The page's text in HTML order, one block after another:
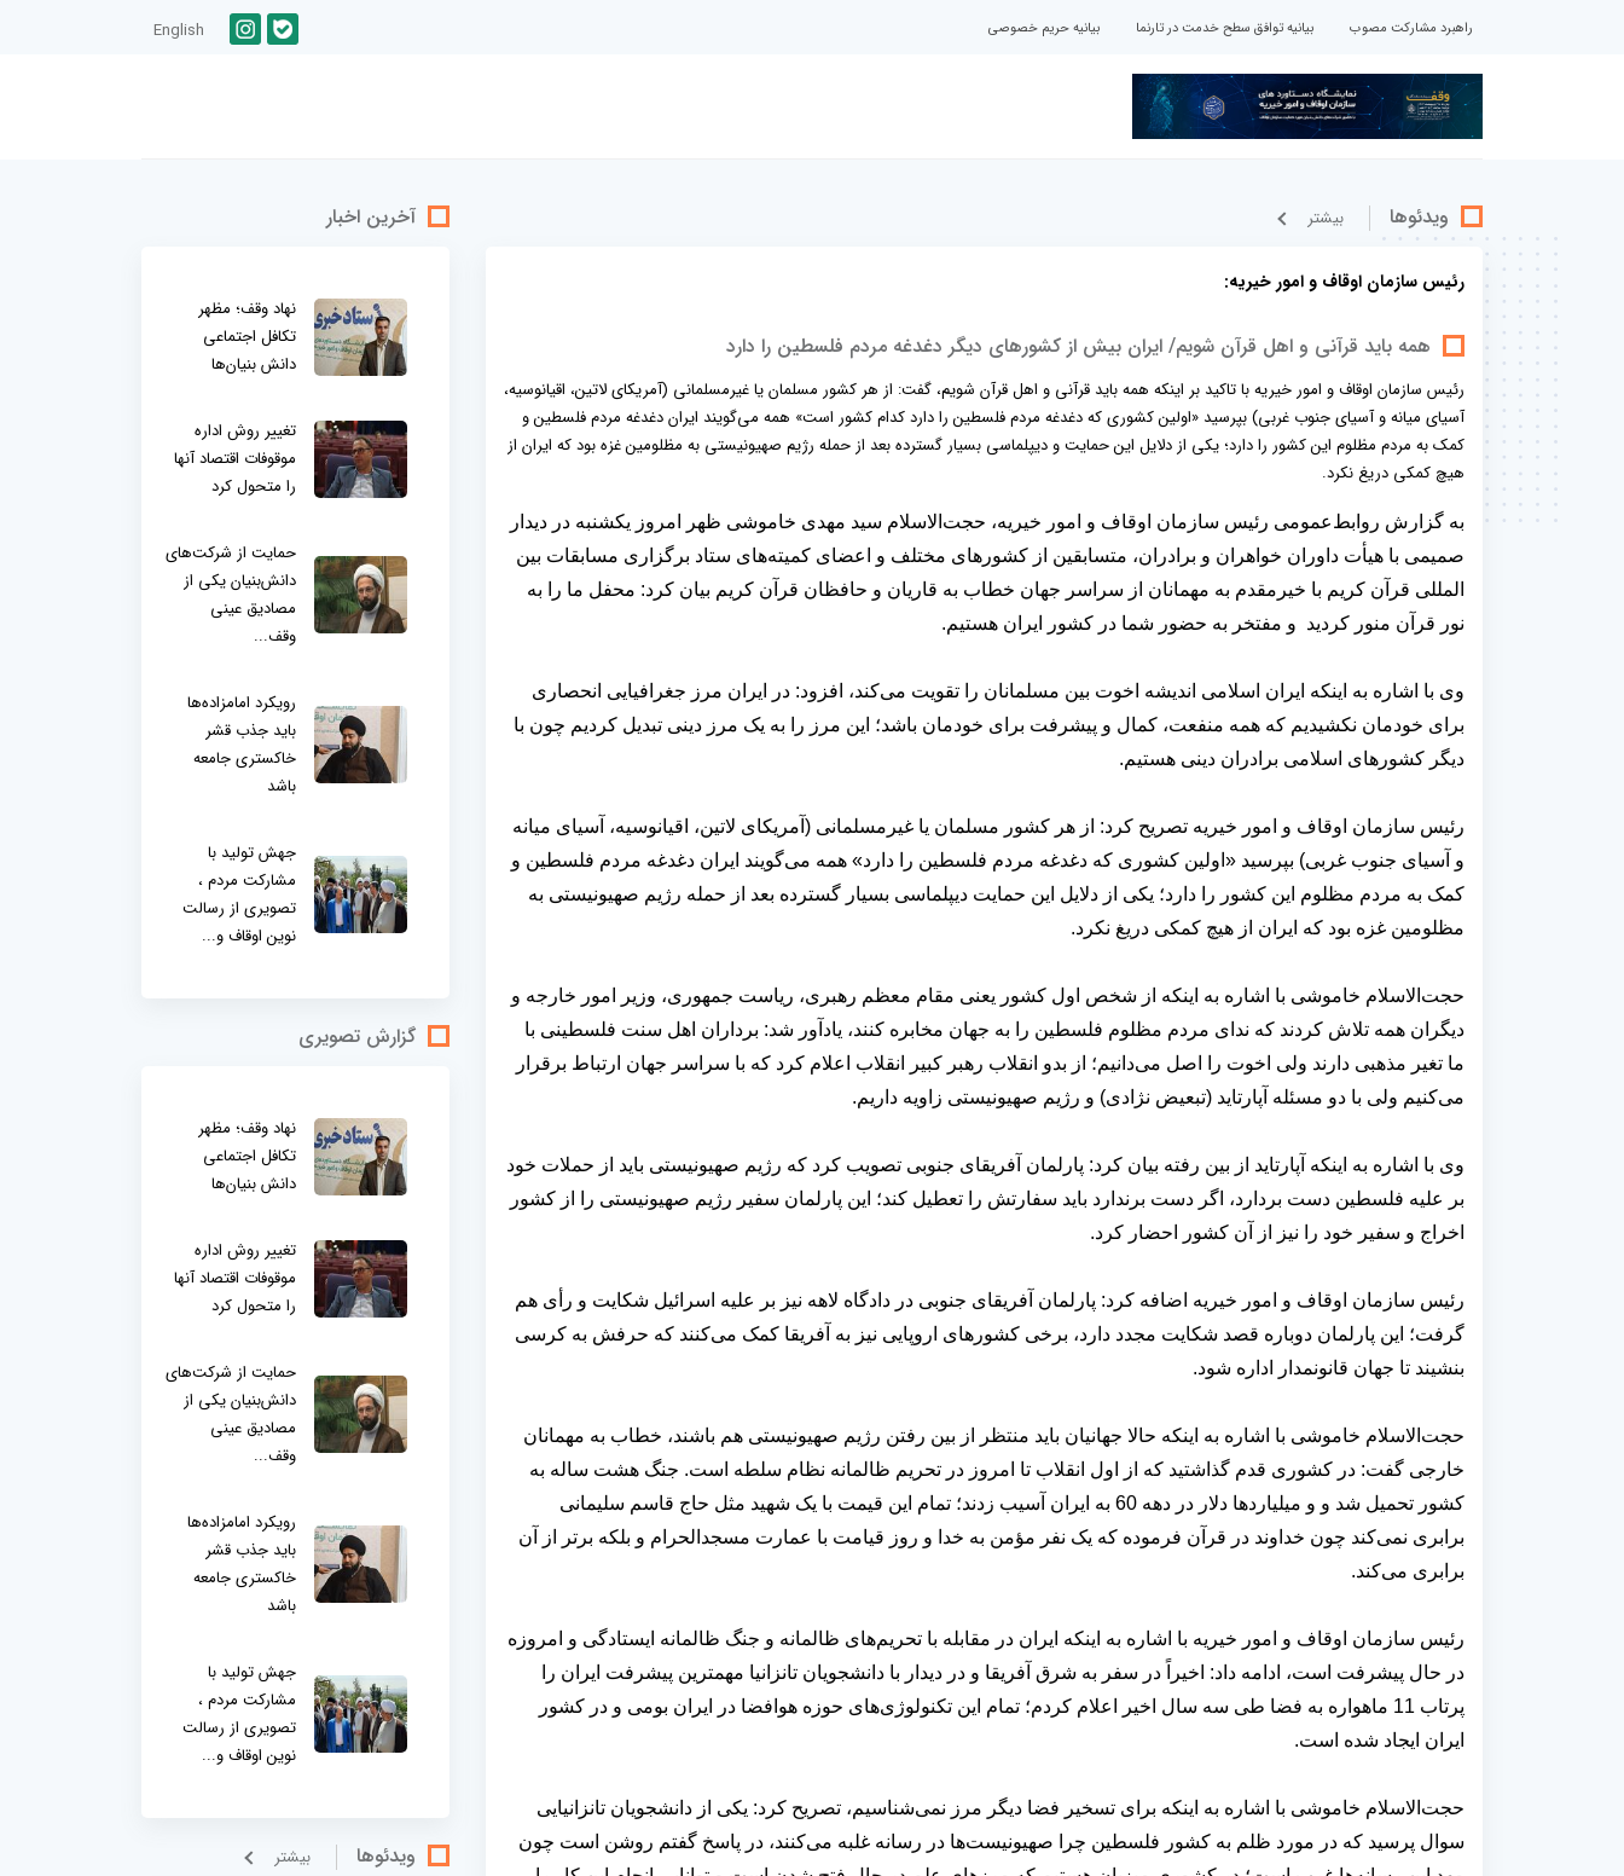
راهبرد مشارکت مصوب بیانیه توافق سطح خدمت در تارنما بیانیه حریم خصوصی English
ویدئوها بيشتر
رئیس سازمان اوقاف و امور خیریه:
همه باید قرآنی و اهل قرآن شویم/ ایران بیش از کشورهای دیگر دغدغه مردم فلسطین را دارد
رئیس سازمان اوقاف و امور خیریه با تاکید بر اینکه همه باید قرآنی و اهل قرآن شویم، گفت: از هر کشور مسلمان یا غیرمسلمانی (آمریکای لاتین، اقیانوسیه،
آسیای میانه و آسیای جنوب غربی) بپرسید «اولین کشوری که دغدغه مردم فلسطین را دارد کدام کشور است» همه می‌گویند ایران دغدغه مردم فلسطین و
کمک به مردم مظلوم این کشور را دارد؛ یکی از دلایل این حمایت و دیپلماسی بسیار گسترده بعد از حمله رژیم صهیونیستی به مظلومین غزه بود که ایران از
هیچ کمکی دریغ نکرد.
به گزارش روابط‌عمومی رئیس سازمان اوقاف و امور خیریه، حجت‌الاسلام سید مهدی خاموشی ظهر امروز یکشنبه در دیدار
صمیمی با هیأت داوران خواهران و برادران، متسابقین از کشورهای مختلف و اعضای کمیته‌های ستاد برگزاری مسابقات بین
المللی قرآن کریم با خیرمقدم به مهمانان از سراسر جهان خطاب به قاریان و حافظان قرآن کریم بیان کرد: محفل ما را به
نور قرآن منور کردید و مفتخر به حضور شما در کشور ایران هستیم.
وی با اشاره به اینکه ایران اسلامی اندیشه اخوت بین مسلمانان را تقویت می‌کند، افزود: در ایران مرز جغرافیایی انحصاری
برای خودمان نکشیدیم که همه منفعت، کمال و پیشرفت برای خودمان باشد؛ این مرز را به یک مرز دینی تبدیل کردیم چون با
دیگر کشورهای اسلامی برادران دینی هستیم.
رئیس سازمان اوقاف و امور خیریه تصریح کرد: از هر کشور مسلمان یا غیرمسلمانی (آمریکای لاتین، اقیانوسیه، آسیای میانه
و آسیای جنوب غربی) بپرسید «اولین کشوری که دغدغه مردم فلسطین را دارد» همه می‌گویند ایران دغدغه مردم فلسطین و
کمک به مردم مظلوم این کشور را دارد؛ یکی از دلایل این حمایت دیپلماسی بسیار گسترده بعد از حمله رژیم صهیونیستی به
مظلومین غزه بود که ایران از هیچ کمکی دریغ نکرد.
حجت‌الاسلام خاموشی با اشاره به اینکه از شخص اول کشور یعنی مقام معظم رهبری، ریاست جمهوری، وزیر امور خارجه و
دیگران همه تلاش کردند که ندای مردم مظلوم فلسطین را به جهان مخابره کنند، یادآور شد: برداران اهل سنت فلسطینی با
ما تغیر مذهبی دارند ولی اخوت را اصل می‌دانیم؛ از بدو انقلاب رهبر کبیر انقلاب اعلام کرد که با سراسر جهان ارتباط برقرار
می‌کنیم ولی با دو مسئله آپارتاید (تبعیض نژادی) و رژیم صهیونیستی زاویه داریم.
وی با اشاره به اینکه آپارتاید از بین رفته بیان کرد: پارلمان آفریقای جنوبی تصویب کرد که رژیم صهیونیستی باید از حملات خود
بر علیه فلسطین دست بردارد، اگر دست برندارد باید سفارتش را تعطیل کند؛ این پارلمان سفیر رژیم صهیونیستی را از کشور
اخراج و سفیر خود را نیز از آن کشور احضار کرد.
رئیس سازمان اوقاف و امور خیریه اضافه کرد: پارلمان آفریقای جنوبی در دادگاه لاهه نیز بر علیه اسرائیل شکایت و رأی هم
گرفت؛ این پارلمان دوباره قصد شکایت مجدد دارد، برخی کشورهای اروپایی نیز به آفریقا کمک می‌کنند که حرفش به کرسی
بنشیند تا جهان قانونمدار اداره شود.
حجت‌الاسلام خاموشی با اشاره به اینکه حالا جهانیان باید منتظر از بین رفتن رژیم صهیونیستی هم باشند، خطاب به مهمانان
خارجی گفت: در کشوری قدم گذاشتید که از اول انقلاب تا امروز در تحریم ظالمانه نظام سلطه است. جنگ هشت ساله به
کشور تحمیل شد و و میلیاردها دلار در دهه 60 به ایران آسیب زدند؛ تمام این قیمت با یک شهید مثل حاج قاسم سلیمانی
برابری نمی‌کند چون خداوند در قرآن فرموده که یک نفر مؤمن به خدا و روز قیامت با عمارت مسجدالحرام و بلکه برتر از آن
برابری می‌کند.
رئیس سازمان اوقاف و امور خیریه با اشاره به اینکه ایران در مقابله با تحریم‌های ظالمانه و جنگ ظالمانه ایستادگی و امروزه
در حال پیشرفت است، ادامه داد: اخیراً در سفر به شرق آفریقا و در دیدار با دانشجویان تانزانیا مهمترین پیشرفت ایران را
پرتاب 11 ماهواره به فضا طی سه سال اخیر اعلام کردم؛ تمام این تکنولوژی‌های حوزه هوافضا در ایران بومی و در کشور
ایران ایجاد شده است.
حجت‌الاسلام خاموشی با اشاره به اینکه برای تسخیر فضا دیگر مرز نمی‌شناسیم، تصریح کرد: یکی از دانشجویان تانزانیایی
سوال پرسید که در مورد ظلم به کشور فلسطین چرا صهیونیست‌ها در رسانه غلبه می‌کنند، در پاسخ گفتم روشن است چون
آخرین اخبار
نهاد وقف؛ مظهر
تکافل اجتماعی
دانش بنیان‌ها
تغییر روش اداره
موقوفات اقتصاد آنها
را متحول کرد
حمایت از شرکت‌های
دانش‌بنیان یکی از
مصادیق عینی
وقف...
رویکرد امامزاده‌ها
باید جذب قشر
خاکستری جامعه
باشد
جهش تولید با
مشارکت مردم ،
تصویری از رسالت
نوین اوقاف و...
گزارش تصویری
نهاد وقف؛ مظهر
تکافل اجتماعی
دانش بنیان‌ها
تغییر روش اداره
موقوفات اقتصاد آنها
را متحول کرد
حمایت از شرکت‌های
دانش‌بنیان یکی از
مصادیق عینی
وقف...
رویکرد امامزاده‌ها
باید جذب قشر
خاکستری جامعه
باشد
جهش تولید با
مشارکت مردم ،
تصویری از رسالت
نوین اوقاف و...
ویدئوها بيشتر